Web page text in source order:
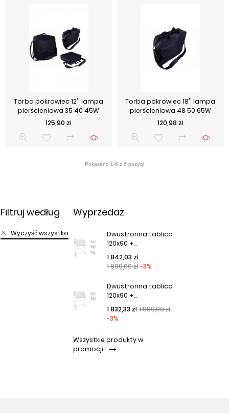
Torba pokrowiec 12'' lampa
pierścieniowa 35 40 45W
Cena
125,90 zł
Torba pokrowiec 18'' lampa
pierścieniowa 48 50 65W
Cena
120,98 zł
Filtruj według
Wyczyść wszystko
Wyprzedaż
Dwustronna tablica
120x90 +...
Cena podstawowa
1 899,00 zł -3%
Cena
1 842,03 zł
Dwustronna tablica
120x90 +...
Cena podstawowa
1 889,00 zł
-3%
Cena
1 832,33 zł
Wszystkie produkty w
promocji